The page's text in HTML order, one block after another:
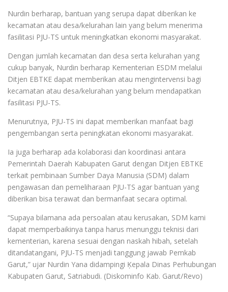
Nurdin berharap, bantuan yang serupa dapat diberikan ke
kecamatan atau desa/kelurahan lain yang belum menerima
fasilitasi PJU-TS untuk meningkatkan ekonomi masyarakat.
Dengan jumlah kecamatan dan desa serta kelurahan yang
cukup banyak, Nurdin berharap Kementerian ESDM melalui
Ditjen EBTKE dapat memberikan atau mengintervensi bagi
kecamatan atau desa/kelurahan yang belum mendapatkan
fasilitasi PJU-TS.
Menurutnya, PJU-TS ini dapat memberikan manfaat bagi
pengembangan serta peningkatan ekonomi masyarakat.
Ia juga berharap ada kolaborasi dan koordinasi antara
Pemerintah Daerah Kabupaten Garut dengan Ditjen EBTKE
terkait pembinaan Sumber Daya Manusia (SDM) dalam
pengawasan dan pemeliharaan PJU-TS agar bantuan yang
diberikan bisa terawat dan bermanfaat secara optimal.
“Supaya bilamana ada persoalan atau kerusakan, SDM kami
dapat memperbaikinya tanpa harus menunggu teknisi dari
kementerian, karena sesuai dengan naskah hibah, setelah
ditandatangani, PJU-TS menjadi tanggung jawab Pemkab
Garut,” ujar Nurdin Yana didampingi Ķepala Dinas Perhubungan
Kabupaten Garut, Satriabudi. (Diskominfo Kab. Garut/Revo)